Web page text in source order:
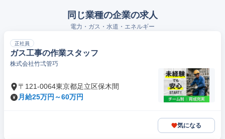
同じ業種の企業の求人
電力・ガス・水道・エネルギー
正社員
ガス工事の作業スタッフ
株式会社竹弌管巧
〒121-0064東京都足立区保木間
月給25万円～60万円
気になる